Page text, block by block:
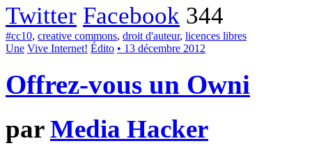
Twitter Facebook 344
#cc10, creative commons, droit d'auteur, licences libres
Une Vive Internet! Édito • 13 décembre 2012
Offrez-vous un Owni
parMedia Hacker